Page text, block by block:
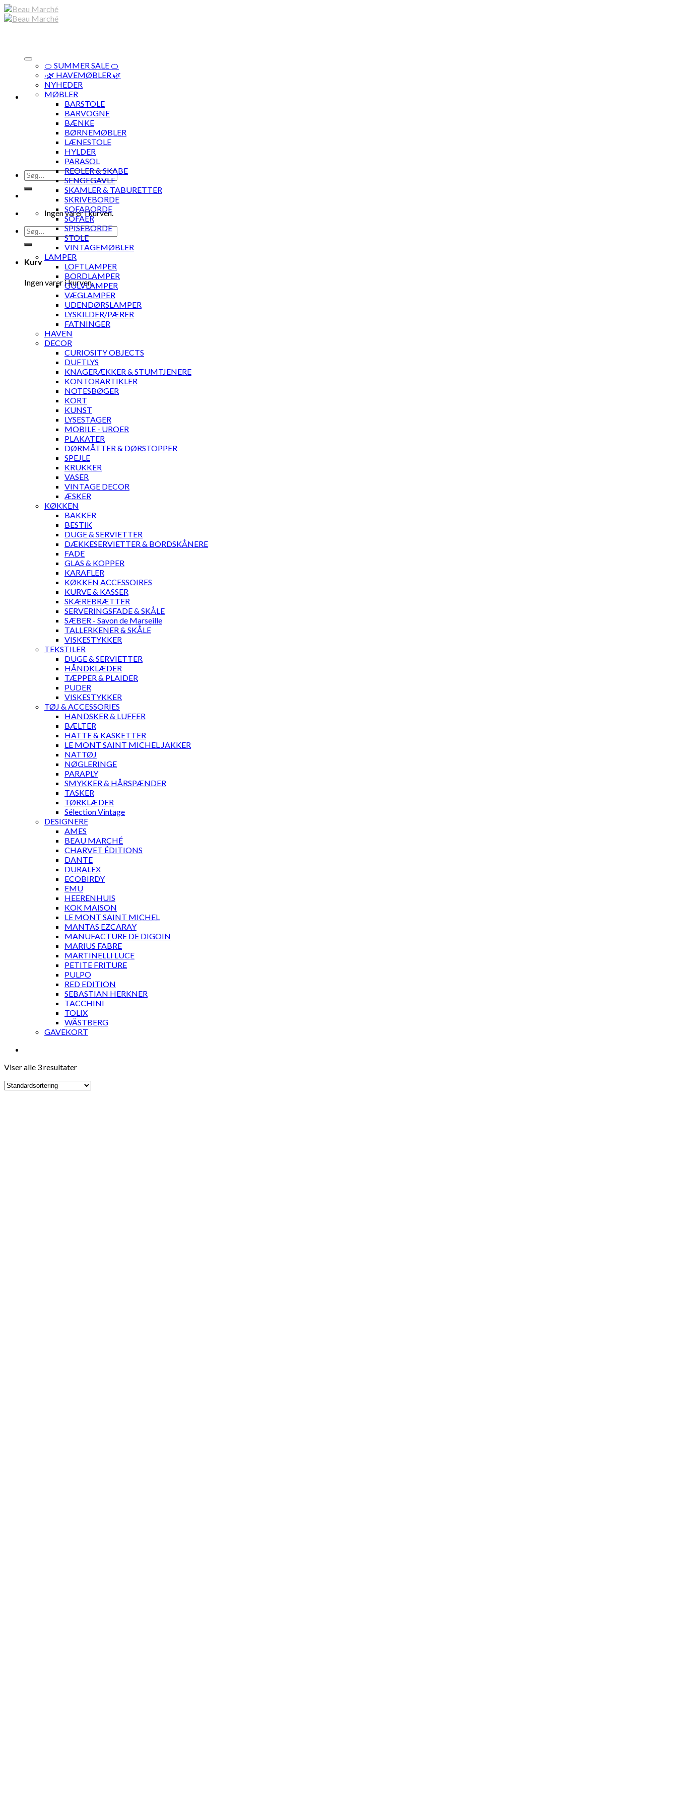
Skip
to
Søg
efter:
Ingen varer i kurven.
Søg
efter:
Kurv
Ingen varer i kurven.
🍊 SUMMER SALE 🍊
·🌿 HAVEMØBLER 🌿
NYHEDER
MØBLER
BARSTOLE
BARVOGNE
BÆNKE
BØRNEMØBLER
LÆNESTOLE
HYLDER
PARASOL
REOLER & SKABE
SENGEGAVLE
SKAMLER & TABURETTER
SKRIVEBORDE
SOFABORDE
SOFAER
SPISEBORDE
STOLE
VINTAGEMØBLER
LAMPER
LOFTLAMPER
BORDLAMPER
GULVLAMPER
VÆGLAMPER
UDENDØRSLAMPER
LYSKILDER/PÆRER
FATNINGER
HAVEN
DECOR
CURIOSITY OBJECTS
DUFTLYS
KNAGERÆKKER & STUMTJENERE
KONTORARTIKLER
NOTESBØGER
KORT
KUNST
LYSESTAGER
MOBILE - UROER
PLAKATER
DØRMÅTTER & DØRSTOPPER
SPEJLE
KRUKKER
VASER
VINTAGE DECOR
ÆSKER
KØKKEN
BAKKER
BESTIK
DUGE & SERVIETTER
DÆKKESERVIETTER & BORDSKÅNERE
FADE
GLAS & KOPPER
KARAFLER
KØKKEN ACCESSOIRES
KURVE & KASSER
SKÆREBRÆTTER
SERVERINGSFADE & SKÅLE
SÆBER - Savon de Marseille
TALLERKENER & SKÅLE
VISKESTYKKER
TEKSTILER
DUGE & SERVIETTER
HÅNDKLÆDER
TÆPPER & PLAIDER
PUDER
VISKESTYKKER
TØJ & ACCESSORIES
HANDSKER & LUFFER
BÆLTER
HATTE & KASKETTER
LE MONT SAINT MICHEL JAKKER
NATTØJ
NØGLERINGE
PARAPLY
SMYKKER & HÅRSPÆNDER
TASKER
TØRKLÆDER
Sélection Vintage
DESIGNERE
AMES
BEAU MARCHÉ
CHARVET ÉDITIONS
DANTE
DURALEX
ECOBIRDY
EMU
HEERENHUIS
KOK MAISON
LE MONT SAINT MICHEL
MANTAS EZCARAY
MANUFACTURE DE DIGOIN
MARIUS FABRE
MARTINELLI LUCE
PETITE FRITURE
PULPO
RED EDITION
SEBASTIAN HERKNER
TACCHINI
TOLIX
WÄSTBERG
GAVEKORT
Viser alle 3 resultater